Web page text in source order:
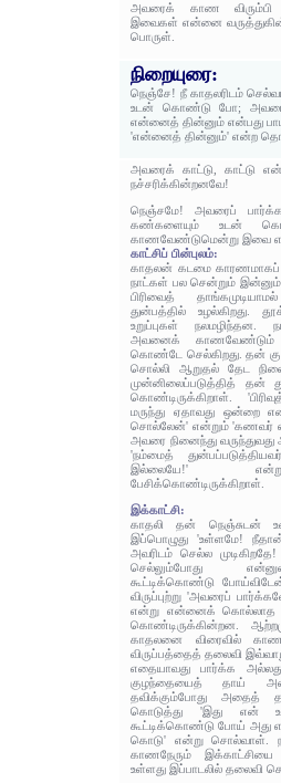
அவரைக் காண
இவைகள் என்னை
பொருள்.
நிறையுரை:
நெஞ்சே! நீ காதலரிடம்
உடன் கொண்டு போ;
என்னைத் தின்னும் என்பது
'என்னைத் தின்னும்' என்ற
அவரைக் காட்டு, காட்டு
நச்சரிக்கின்றனவே!
நெஞ்சமே! அவரைப்
கண்களையும் உடன்
காணவேண்டுமென்று இவை
காட்சிப் பின்புலம்:
காதலன் கடமை காரணமாகப்
நாட்கள் பல சென்றும் இன்னும்
பிரிவைத்
துன்பத்தில் உழல்கிறது.
உறுப்புகள்
அவனைக் காணவேண்டும்
கொண்டே செல்கிறது. தன்
சொல்லி ஆறுதல் தேட
முன்னிலைப்படுத்தித் தன்
கொண்டிருக்கிறாள்.
மருந்து ஏதாவது ஒன்றை
சொல்லேன்' என்றும் 'கணவர்
அவரை நினைந்து
'நம்மைத்
இல்லையே!'
பேசிக்கொண்டிருக்கிறாள்.
இக்காட்சி:
காதலி தன் நெஞ்சுடன்
இப்பொழுது 'உள்ளமே!
அவரிடம் செல்ல
செல்லும்போது
கூட்டிக்கொண்டு
விருப்புற்று 'அவரைப்
என்று என்னைக் கொல்லாத
கொண்டிருக்கின்றன.
காதலனை விரைவில்
விருப்பத்தைத் தலைவி
எதையாவது பார்க்க
குழந்தையைத் தாய்
தவிக்கும்போது அதைத்
கொடுத்து 'இது என்
கூட்டிக்கொண்டு போய் அது
கொடு' என்று சொல்வாள்.
காணநேரும் இக்காட்சியை
உள்ளது இப்பாடலில் தலைவி